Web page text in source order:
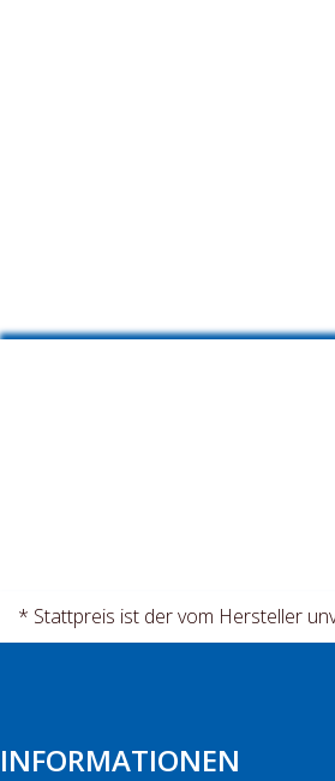
* Stattpreis ist der vom Hersteller
INFORMATIONEN